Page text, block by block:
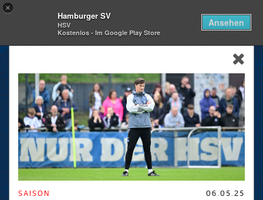
×
Hamburger SV
HSV
Kostenlos - Im Google Play Store
Ansehen
skip_navigation
SAISON 06.05.25